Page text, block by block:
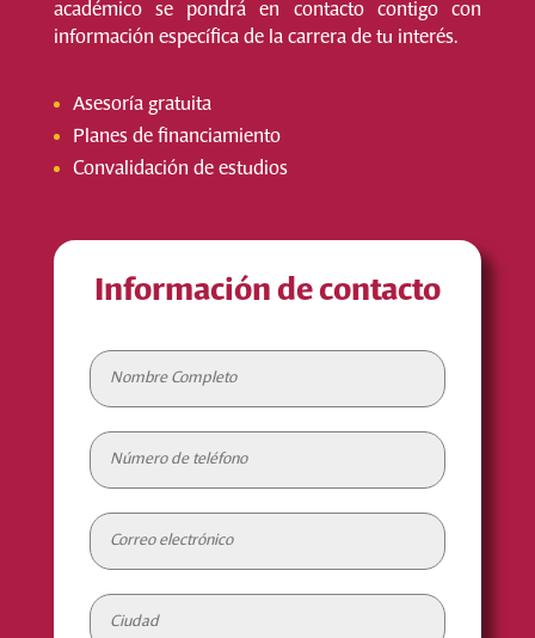
académico se pondrá en contacto contigo con
información específica de la carrera de tu interés.
Asesoría gratuita
Planes de financiamiento
Convalidación de estudios
Información de contacto